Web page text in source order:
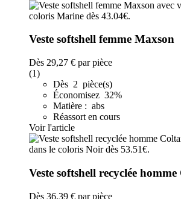
Veste softshell femme Maxson
Dès 29,27 € par pièce
(1)
Dès 2 pièce(s)
Économisez 32%
Matière : abs
Réassort en cours
Voir l'article
Veste softshell recyclée
Dès 36,39 € par pièce